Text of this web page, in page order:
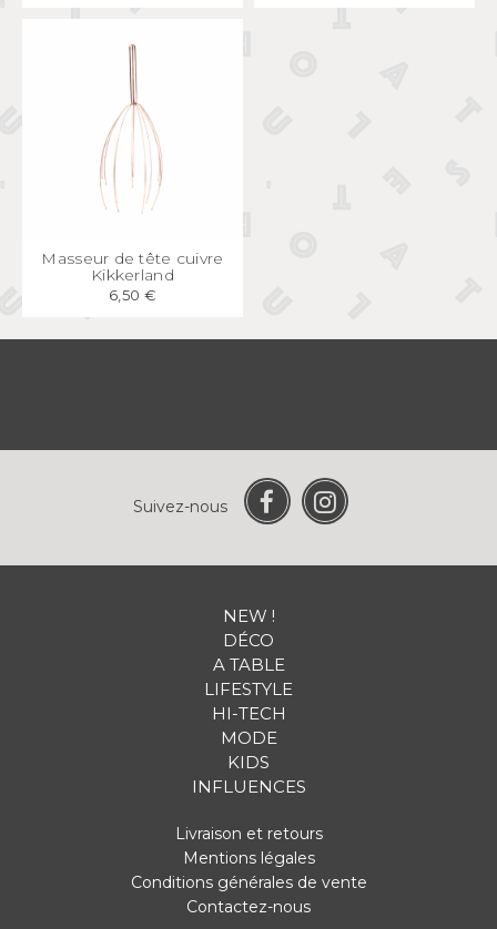
APERÇU RAPIDE
Masseur de tête cuivre
Kikkerland
6,50 €
Suivez-nous
NEW !
DÉCO
A TABLE
LIFESTYLE
HI-TECH
MODE
KIDS
INFLUENCES
Livraison et retours
Mentions légales
Conditions générales de vente
Contactez-nous